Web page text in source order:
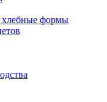
хлебные формы